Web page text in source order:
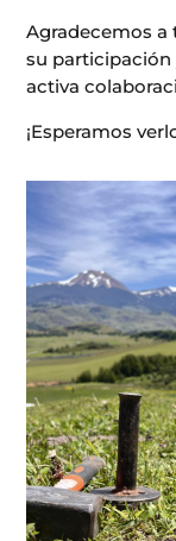
Agradecemos
su participación
activa
¡Esperamos